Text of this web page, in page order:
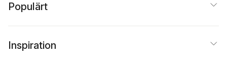
Populärt
Inspiration